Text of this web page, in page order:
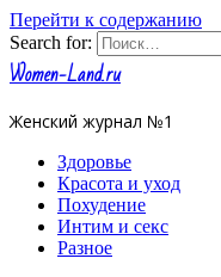
Перейти к содержанию
Search for:
Women-Land.ru
Женский журнал №1
Здоровье
Красота и уход
Похудение
Интим и секс
Разное